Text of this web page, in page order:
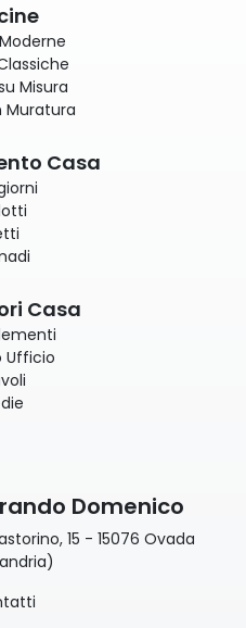
Misura
Muratura
Casa
Casa
Ufficio
Domenico
15 - 15076 Ovada